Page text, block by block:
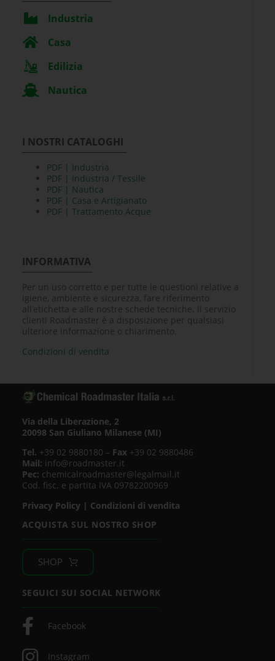
Industria
Casa
Edilizia
Nautica
I NOSTRI CATALOGHI
PDF | Industria
PDF | Industria / Tessile
PDF | Nautica
PDF | Casa e Artigianato
PDF | Trattamento Acque
INFORMATIVA
Per un uso corretto e per tutte le questioni relative a
igiene, ambiente e sicurezza, fare riferimento
all’etichetta e alle nostre schede tecniche. Il servizio
clienti Roadmaster è a disposizione per qualsiasi
ulteriore informazione o chiarimento.
Condizioni di vendita
Via della Liberazione, 2
20098 San Giuliano Milanese (MI)
Tel. +39 02 9880180 – Fax+39 02 9880486
Mail: info@roadmaster.it
Pec: chemicalroadmaster@legalmail.it
Cod. fisc. e partita IVA 09782200969
Privacy Policy| Condizioni di vendita
ACQUISTA SUL NOSTRO SHOP
SHOP
SEGUICI SUI SOCIAL NETWORK
Facebook
Instagram